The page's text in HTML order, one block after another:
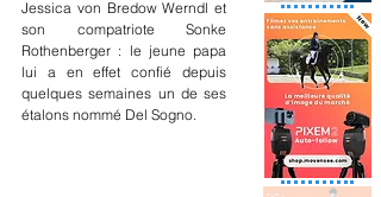
Jessica von Bredow Werndl et
son compatriote Sonke
Rothenberger : le jeune papa
lui a en effet confié depuis
quelques semaines un de ses
étalons nommé Del Sogno.